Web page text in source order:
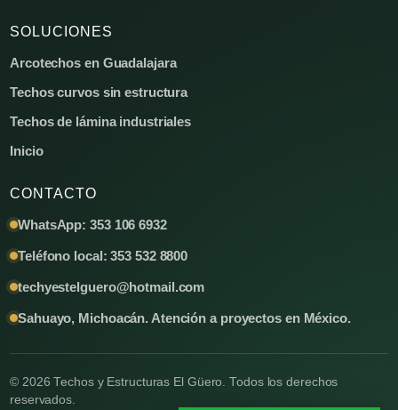
SOLUCIONES
Arcotechos en Guadalajara
Techos curvos sin estructura
Techos de lámina industriales
Inicio
CONTACTO
WhatsApp: 353 106 6932
Teléfono local: 353 532 8800
techyestelguero@hotmail.com
Sahuayo, Michoacán. Atención a proyectos en México.
© 2026 Techos y Estructuras El Güero. Todos los derechos
reservados.